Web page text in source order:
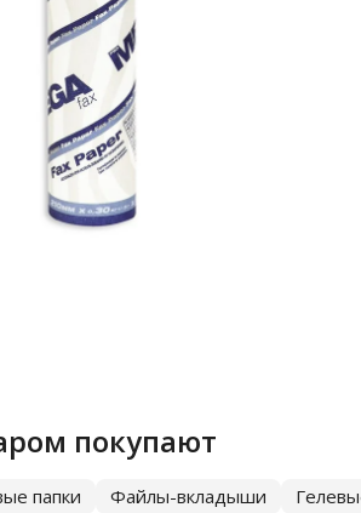
покупают
папки Файлы-вкладыши